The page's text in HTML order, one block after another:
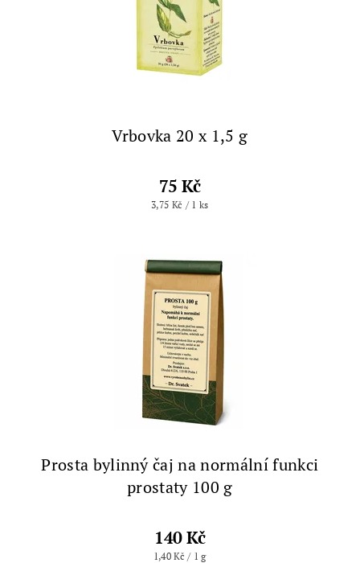
Vrbovka 20 x 1,5 g
75 Kč
3,75 Kč / 1 ks
Prosta bylinný čaj na normální funkci
prostaty 100 g
140 Kč
1,40 Kč / 1 g